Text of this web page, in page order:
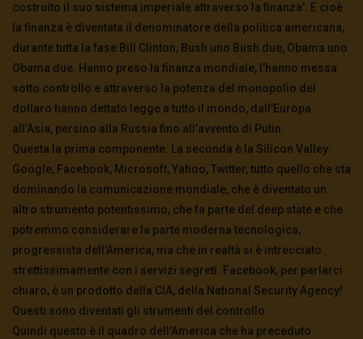
costruito il suo sistema imperiale attraverso la finanza’. E cioè
la finanza è diventata il denominatore della politica americana,
durante tutta la fase Bill Clinton, Bush uno Bush due, Obama uno
Obama due. Hanno preso la finanza mondiale, l’hanno messa
sotto controllo e attraverso la potenza del monopolio del
dollaro hanno dettato legge a tutto il mondo, dall’Europa
all’Asia, persino alla Russia fino all’avvento di Putin.
Questa la prima componente. La seconda è la Silicon Valley:
Google, Facebook, Microsoft, Yahoo, Twitter, tutto quello che sta
dominando la comunicazione mondiale, che è diventato un
altro strumento potentissimo, che fa parte del deep state e che
potremmo considerare la parte moderna tecnologica,
progressista dell’America, ma che in realtà si è intrecciato
strettissimamente con i servizi segreti. Facebook, per parlarci
chiaro, è un prodotto della CIA, della National Security Agency!
Questi sono diventati gli strumenti del controllo.
Quindi questo è il quadro dell’America che ha preceduto